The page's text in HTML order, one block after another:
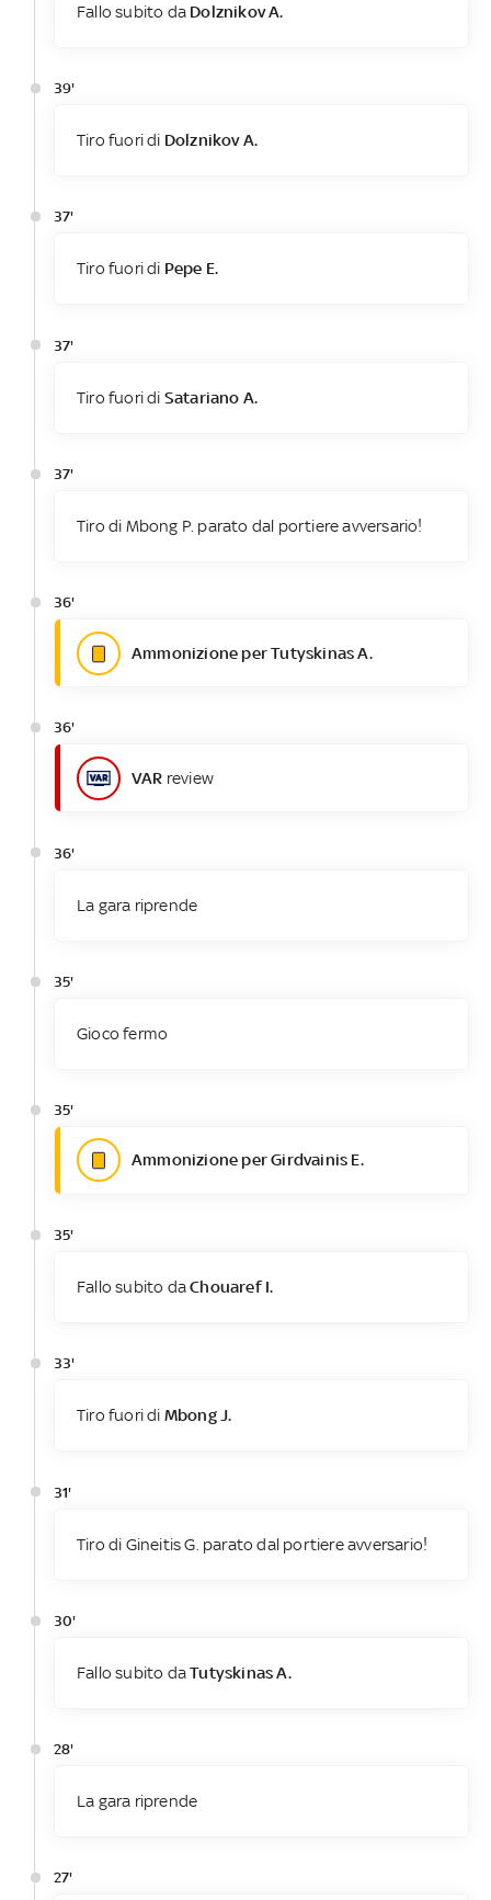
Fallo subito da Dolznikov A.
39'
Tiro fuori di Dolznikov A.
37'
Tiro fuori di Pepe E.
37'
Tiro fuori di Satariano A.
37'
Tiro di Mbong P. parato dal portiere avversario!
36'
Ammonizione per Tutyskinas A.
36'
VAR review
36'
La gara riprende
35'
Gioco fermo
35'
Ammonizione per Girdvainis E.
35'
Fallo subito daChouaref I.
33'
Tiro fuori di Mbong J.
31'
Tiro di Gineitis G. parato dal portiere avversario!
30'
Fallo subito daTutyskinas A.
28'
La gara riprende
27'